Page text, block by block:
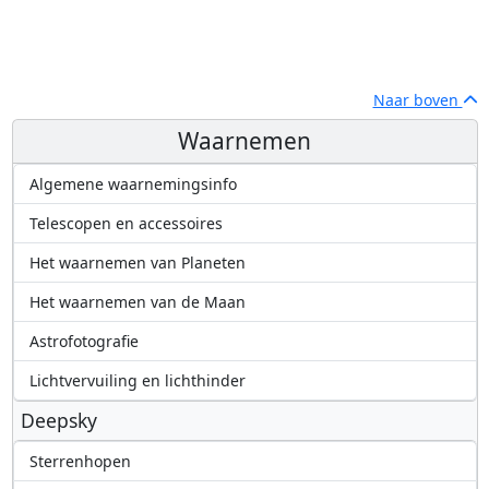
Naar boven
Waarnemen
Algemene waarnemingsinfo
Telescopen en accessoires
Het waarnemen van Planeten
Het waarnemen van de Maan
Astrofotografie
Lichtvervuiling en lichthinder
Deepsky
Sterrenhopen